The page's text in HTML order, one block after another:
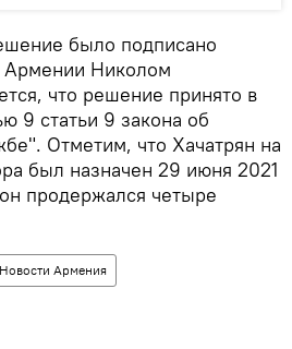
было подписано
Николом
что решение принято в
9 статьи 9 закона об
Отметим, что Хачатрян на
был назначен 29 июня 2021
продержался четыре
Новости Армения